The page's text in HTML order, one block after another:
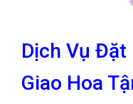
Dịch Vụ Đặt
Giao Hoa